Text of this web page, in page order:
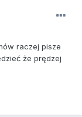
raczej pisze
że prędzej